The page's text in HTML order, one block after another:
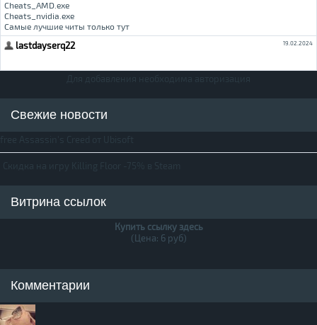
Свежие новости
Витрина ссылок
Купить ссылку здесь
(Цена: 6 руб)
Комментарии